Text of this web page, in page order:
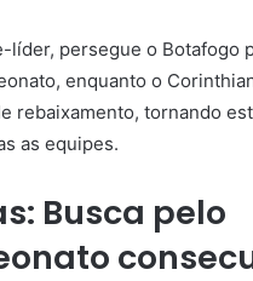
líder, persegue o Botafogo
enquanto o
rebaixamento, tornando
as equipes.
Busca pelo